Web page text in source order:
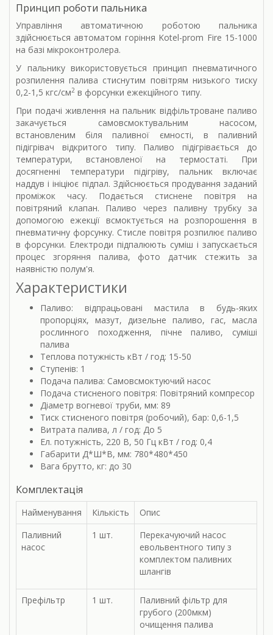
Принцип роботи пальника
Управління автоматичною роботою пальника
здійснюється автоматом горіння Kotel-prom Fire 15-1000
на базі мікроконтролера.
У пальнику використовується принцип пневматичного
розпилення палива стиснутим повітрям низького тиску
0,2-1,5 кгс/см2 в форсунки ежекційного типу.
При подачі живлення на пальник відфільтроване паливо
закачується самовсмоктувальним насосом,
встановленим біля паливної ємності, в паливний
підігрівач відкритого типу. Паливо підігрівається до
температури, встановленої на термостаті. При
досягненні температури підігріву, пальник включає
наддув і ініціює підпал. Здійснюється продування заданий
проміжок часу. Подається стиснене повітря на
повітряний клапан. Паливо через паливну трубку за
допомогою ежекції всмоктується на розпорошення в
пневматичну форсунку. Стисле повітря розпилює паливо
в форсунки. Електроди підпалюють суміш і запускається
процес згоряння палива, фото датчик стежить за
наявністю полум'я.
Характеристики
Паливо: відпрацьовані мастила в будь-яких
пропорціях, мазут, дизельне паливо, гас, масла
рослинного походження, пічне паливо, суміші
палива
Теплова потужність кВт / год: 15-50
Ступенів: 1
Подача палива: Самовсмоктуючий насос
Подача стисненого повітря: Повітряний компресор
Діаметр вогневої труби, мм: 89
Тиск стисненого повітря (робочий), бар: 0,6-1,5
Витрата палива, л / год: До 5
Ел. потужність, 220 В, 50 Гц кВт / год: 0,4
Габарити Д*Ш*В, мм: 780*480*450
Вага брутто, кг: до 30
Комплектація
Найменування Кількість
Опис
Паливний
насос
1 шт.
Перекачуючий насос
евольвентного типу з
комплектом паливних
шлангів
Префільтр 1 шт.
Паливний фільтр для
грубого (200мкм)
очищення палива